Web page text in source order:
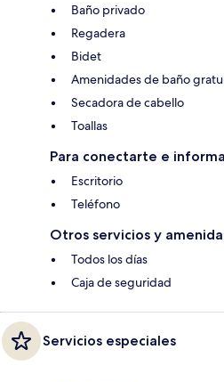
Baño privado
Regadera
Bidet
Amenidades de baño
Secadora de cabello
Toallas
Para conectarte e
Escritorio
Teléfono
Otros servicios y
Todos los días
Caja de seguridad
Servicios especiales